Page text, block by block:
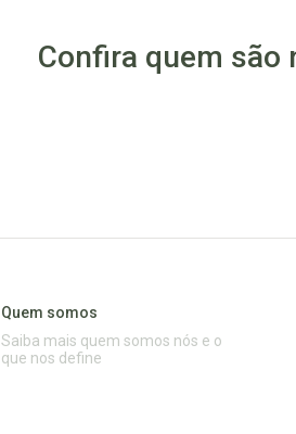
Confira quem são
Quem somos
Saiba mais quem somos nós e o
que nos define